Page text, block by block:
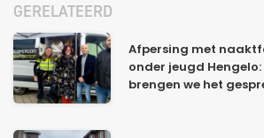
GERELATEERD
Afpersing met
onder jeugd Hengelo:
brengen we het